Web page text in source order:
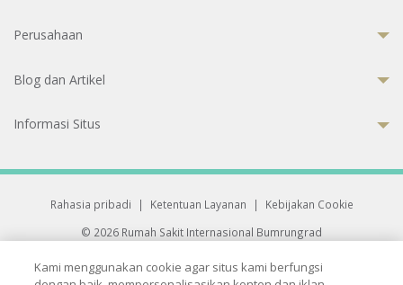
Perusahaan
Blog dan Artikel
Informasi Situs
Rahasia pribadi | Ketentuan Layanan |
Kebijakan Cookie
© 2026 Rumah Sakit Internasional Bumrungrad
33 Sukhumvit 3, Wattana, Bangkok 10110 Thailand.
Kami menggunakan cookie agar situs kami berfungsi